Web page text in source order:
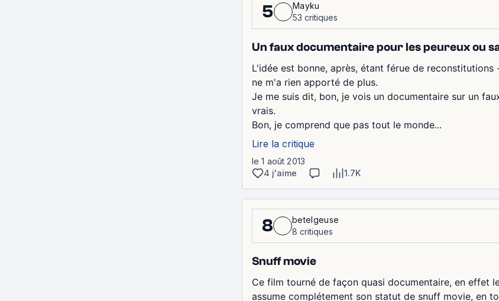
5
Mayku
53 critiques
Un faux documentaire pour les peureux ou
L'idée est bonne, après, étant férue de
ne m'a rien apporté de plus.
Je me suis dit, bon, je vois un documentaire sur un
vrais.
Bon, je comprend que pas tout le monde...
Lire la critique
le 1 août 2013
4 j'aime
1.7K
8
betelgeuse
8 critiques
Snuff movie
Ce film tourné de façon quasi documentaire, en effet
assume complétement son statut de snuff movie, en